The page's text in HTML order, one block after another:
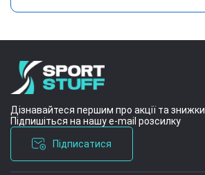
Дізнавайтеся першим про акції та знижки
Підпишіться на нашу e-mail розсилку
Підписатися